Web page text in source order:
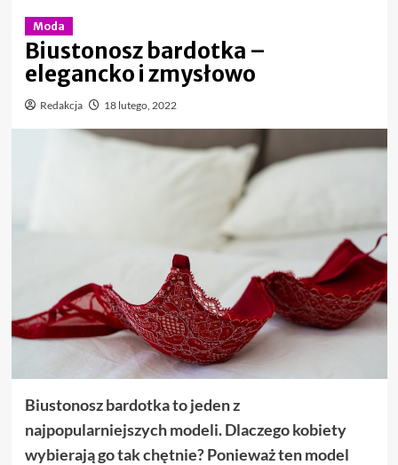
Moda
Biustonosz bardotka –
elegancko i zmysłowo
Redakcja 18 lutego, 2022
Biustonosz bardotka to jeden z
najpopularniejszych modeli. Dlaczego kobiety
wybierają go tak chętnie? Ponieważ ten model